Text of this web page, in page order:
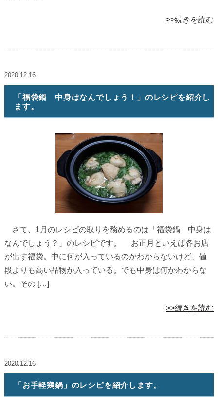
>>続きを読む
2020.12.16
「福袋鍋 中身はなんでしょう！」のレシピを紹介し
ます。
さて、1月のレシピの取りを務めるのは「福袋鍋 中身は
なんでしょう？」のレシピです。 お正月といえば各お店
が出す福袋。中に何が入っているのかわからないけど、値
段よりも高い品物が入っている。でも中身は何かわからな
い。その […]
>>続きを読む
2020.12.16
「お手軽鶏鍋」のレシピを紹介します。